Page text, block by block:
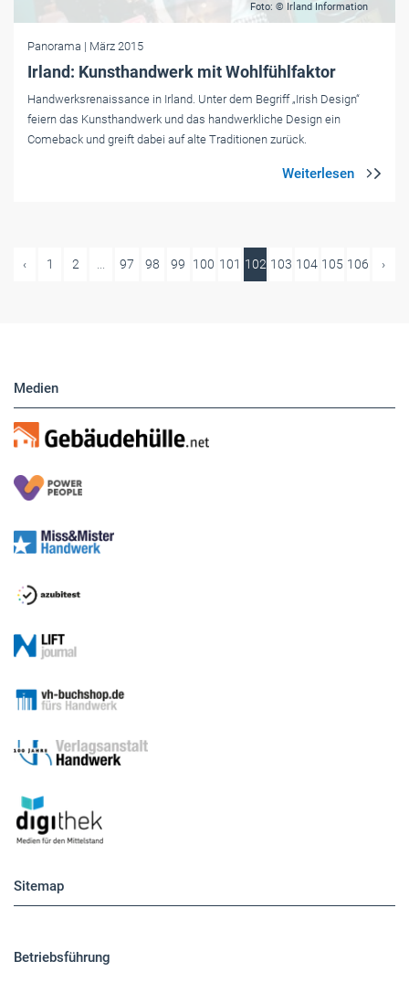
Foto: © Irland Information
Panorama | März 2015
Irland: Kunsthandwerk mit Wohlfühlfaktor
Handwerksrenaissance in Irland. Unter dem Begriff „Irish Design“
feiern das Kunsthandwerk und das handwerkliche Design ein
Comeback und greift dabei auf alte Traditionen zurück.
‹ 1 2 ... 97 98 99 100 101 102 103 104 105 106 ›
Medien
Sitemap
Betriebsführung